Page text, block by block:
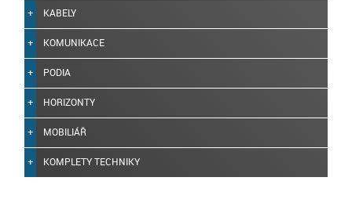
KABELY
KOMUNIKACE
PODIA
HORIZONTY
MOBILIÁŘ
KOMPLETY TECHNIKY